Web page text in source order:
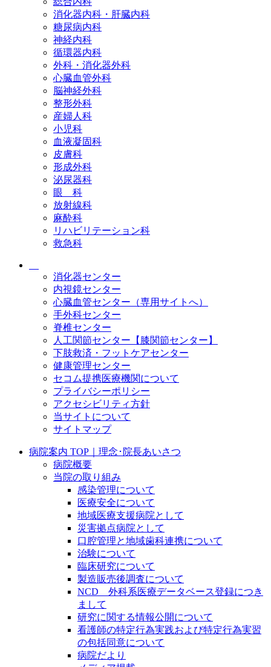
消化器内科・肝臓内科
糖尿病内科
神経内科
循環器内科
外科・消化器外科
心臓血管外科
脳神経外科
整形外科
産婦人科
小児科
血液凝固科
皮膚科
形成外科
泌尿器科
眼 科
放射線科
麻酔科
リハビリテーション科
救急科
消化器センター
内視鏡センター
心臓血管センター（専用サイトへ）
手外科センター
脊椎センター
人工関節センター【膝関節センター】
下肢救済・フットケアセンター
健康管理センター
セコム提携医療機関について
プライバシーポリシー
アクセシビリティ方針
当サイトについて
サイトマップ
病院案内 TOP｜理念･院長あいさつ
病院概要
当院の取り組み
感染管理について
医療安全について
地域医療支援病院として
災害拠点病院として
口腔管理と地域歯科連携について
治験について
臨床研究について
製造販売後調査について
NCD 外科系医療データベース登録につき
まして
研究に関する情報公開について
看護師の特定行為実践および特定行為実習
の包括同意について
病院だより